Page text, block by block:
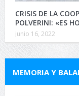
CRISIS DE LA
POLVERINI: «ES
junio 16, 2022
MEMORIA Y